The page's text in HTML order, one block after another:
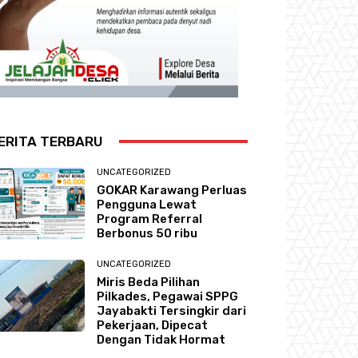
TERBARU
UNCATEGORIZED
GOKAR Karawang Perluas
Pengguna Lewat
Program Referral
Berbonus 50 ribu
UNCATEGORIZED
Miris Beda Pilihan
Pilkades, Pegawai SPPG
Jayabakti Tersingkir dari
Pekerjaan, Dipecat
Dengan Tidak Hormat